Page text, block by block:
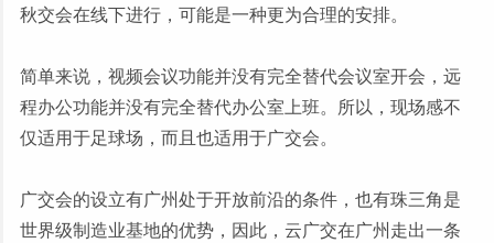
秋交会在线下进行，可能是一种更为合理的安排。
简单来说，视频会议功能并没有完全替代会议室开会，远
程办公功能并没有完全替代办公室上班。所以，现场感不
仅适用于足球场，而且也适用于广交会。
广交会的设立有广州处于开放前沿的条件，也有珠三角是
世界级制造业基地的优势，因此，云广交在广州走出一条